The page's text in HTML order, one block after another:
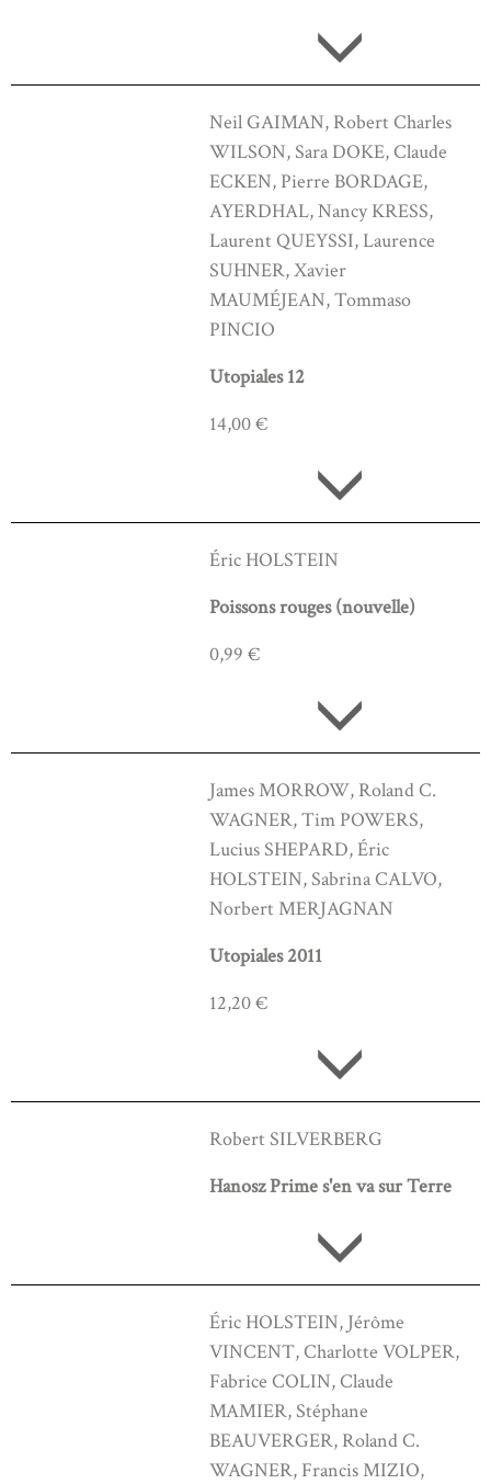
Neil GAIMAN, Robert Charles
WILSON, Sara DOKE, Claude
ECKEN, Pierre BORDAGE,
AYERDHAL, Nancy KRESS,
Laurent QUEYSSI, Laurence
SUHNER, Xavier
MAUMÉJEAN, Tommaso
PINCIO
Utopiales 12
14,00 €
Éric HOLSTEIN
Poissons rouges (nouvelle)
0,99 €
James MORROW, Roland C.
WAGNER, Tim POWERS,
Lucius SHEPARD, Éric
HOLSTEIN, Sabrina CALVO,
Norbert MERJAGNAN
Utopiales 2011
12,20 €
Robert SILVERBERG
Hanosz Prime s'en va sur Terre
Éric HOLSTEIN, Jérôme
VINCENT, Charlotte VOLPER,
Fabrice COLIN, Claude
MAMIER, Stéphane
BEAUVERGER, Roland C.
WAGNER, Francis MIZIO,